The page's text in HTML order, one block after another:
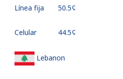
Línea fija ⁦50.5¢⁩
Celular ⁦44.5¢⁩
Lebanon